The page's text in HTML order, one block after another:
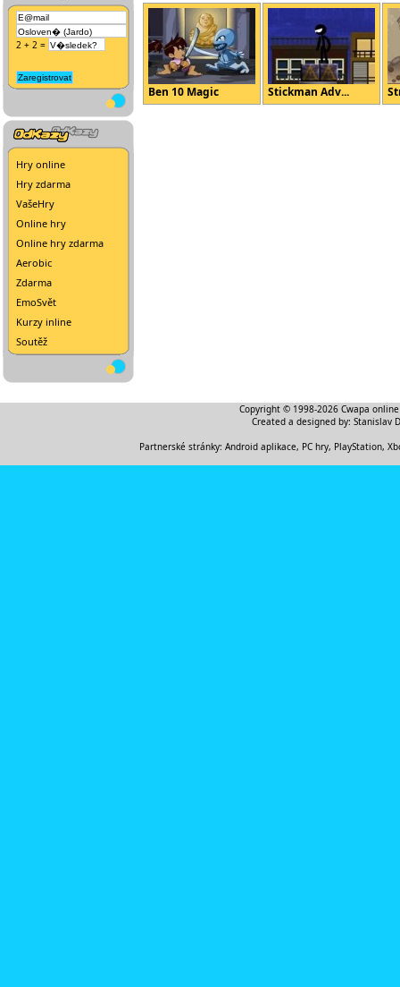
2 + 2 =
Hry online
Hry zdarma
VašeHry
Online hry
Online hry zdarma
Aerobic
Zdarma
EmoSvět
Kurzy inline
Soutěž
Ben 10 Magic Stickman Adv...
Copyright © 1998-2026 Cwapa
Created a designed by: Stanislav
Partnerské stránky: Android aplikace, PC hry, PlayStation,